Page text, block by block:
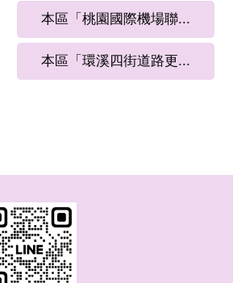
本區「桃園國際機場聯...
本區「環溪四街道路更...